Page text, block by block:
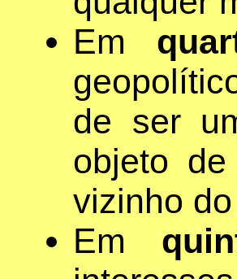
Em
de ser
objeto
vizinho
Em